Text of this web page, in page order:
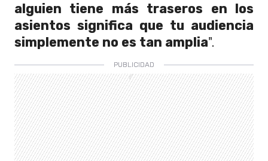
alguien tiene más traseros en los
asientos significa que tu audiencia
simplemente no es tan amplia".